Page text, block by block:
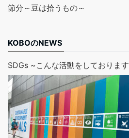
節分～豆は拾うもの～
KOBOのNEWS
SDGs ~こんな活動をしております